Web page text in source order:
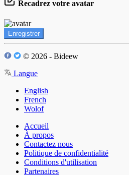
Recadrez votre avatar
Enregistrer
© 2026 - Bideew
Langue
English
French
Wolof
Accueil
À propos
Contactez nous
Politique de confidentialité
Conditions d'utilisation
Partenaires